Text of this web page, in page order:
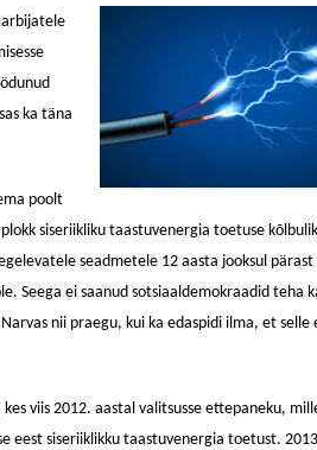
ka täna
poolt
siseriikliku taastuvenergia toetuse
seadmetele 12 aasta jooksul
Seega ei saanud sotsiaaldemokraadid teha
nii praegu, kui ka edaspidi ilma, et selle
viis 2012. aastal valitsusse ettepaneku,
eest siseriiklikku taastuvenergia toetust.